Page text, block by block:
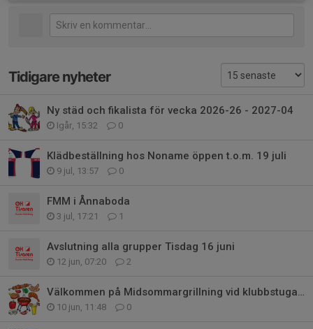
Tidigare nyheter
Ny städ och fikalista för vecka 2026-26 - 2027-04
Igår, 15:32 0
Klädbeställning hos Noname öppen t.o.m. 19 juli
9 jul, 13:57 0
FMM i Ånnaboda
3 jul, 17:21 1
Avslutning alla grupper Tisdag 16 juni
12 jun, 07:20 2
Välkommen på Midsommargrillning vid klubbstugan tisdagen den 16 juni
10 jun, 11:48 0